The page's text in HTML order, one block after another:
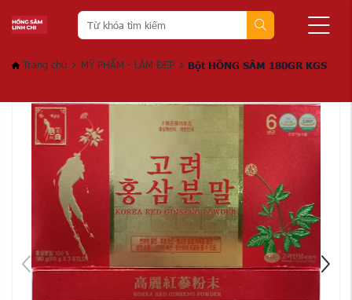
Trang chủ MỸ PHẨM - LÀM ĐẸP Bột HỒNG SÂM 180GR KGS